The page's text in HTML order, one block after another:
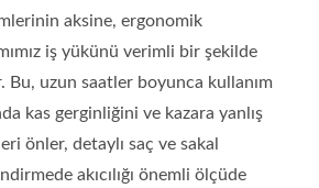
aksine, ergonomik
iş yükünü verimli bir şekilde
Bu, uzun saatler boyunca kullanım
kas gerginliğini ve kazara yanlış
önler, detaylı saç ve sakal
akıcılığı önemli ölçüde